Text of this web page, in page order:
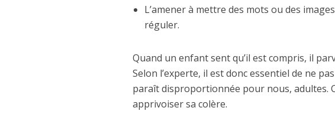
L’amener à mettre des mots ou des
réguler.
Quand un enfant sent qu’il est compris, il
Selon l’experte, il est donc essentiel de ne
paraît disproportionnée pour nous, adultes.
apprivoiser sa colère.